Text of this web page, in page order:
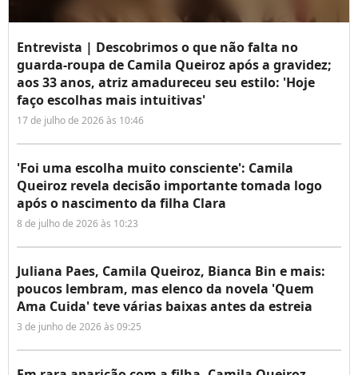
Entrevista | Descobrimos o que não falta no
guarda-roupa de Camila Queiroz após a gravidez;
aos 33 anos, atriz amadureceu seu estilo: 'Hoje
faço escolhas mais intuitivas'
17 de julho de 2026 às 10:46
'Foi uma escolha muito consciente': Camila
Queiroz revela decisão importante tomada logo
após o nascimento da filha Clara
8 de julho de 2026 às 10:23
Juliana Paes, Camila Queiroz, Bianca Bin e mais:
poucos lembram, mas elenco da novela 'Quem
Ama Cuida' teve várias baixas antes da estreia
3 de junho de 2026 às 09:25